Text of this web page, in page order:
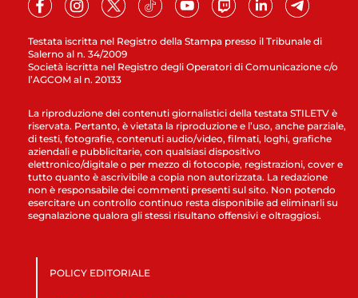
Testata iscritta nel Registro della Stampa presso il Tribunale di
Salerno al n. 34/2009
Società iscritta nel Registro degli Operatori di Comunicazione c/o
l’AGCOM al n. 20133
La riproduzione dei contenuti giornalistici della testata STILETV è
riservata. Pertanto, è vietata la riproduzione e l’uso, anche parziale,
di testi, fotografie, contenuti audio/video, filmati, loghi, grafiche
aziendali e pubblicitarie, con qualsiasi dispositivo
elettronico/digitale o per mezzo di fotocopie, registrazioni, cover e
tutto quanto è ascrivibile a copia non autorizzata. La redazione
non è responsabile dei commenti presenti sul sito. Non potendo
esercitare un controllo continuo resta disponibile ad eliminarli su
segnalazione qualora gli stessi risultano offensivi e oltraggiosi.
POLICY EDITORIALE